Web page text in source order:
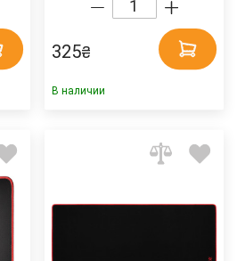
черн. Defender
325₴
В наличии